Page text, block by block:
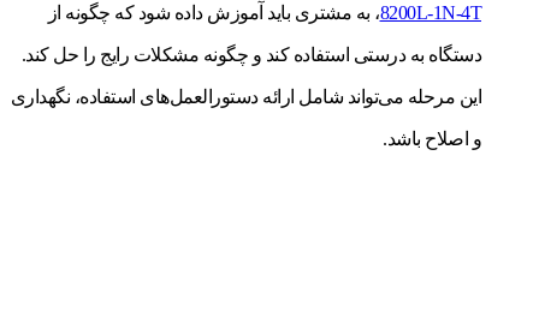
8200L-1N-4T، به مشتری باید آموزش داده شود که چگونه از
دستگاه به درستی استفاده کند و چگونه مشکلات رایج را حل کند.
این مرحله می‌تواند شامل ارائه دستورالعمل‌های استفاده، نگهداری
و اصلاح باشد.